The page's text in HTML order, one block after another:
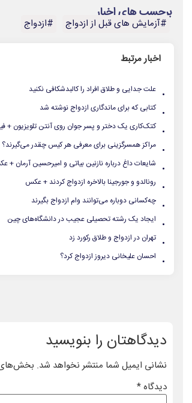
برچسب های اخبار
#آزمایش های قبل از ازدواج #ازدواج
اخبار مرتبط
. علت جدایی و طلاق افراد را کالبدشکافی نکنید
. کتابی که برای ماندگاری ازدواج نوشته شد
. کتک‌کاری یک دختر و پسر جوان روی آنتن تلویزیون +
. مراکز همسرگزینی برای معرفی هر کیس چقدر می‌گیرند؟
. شایعات داغ درباره نازنین بیاتی و امیرحسین آرمان +
. رونالدو و جورجینا بالاخره ازدواج کردند + عکس
. چه‌کسانی دوباره می‌توانند وام ازدواج بگیرند
. ایجاد یک رشته تحصیلی عجیب در دانشگاه‌های چین
. تهران در ازدواج و طلاق رکورد زد
. احسان علیخانی دیروز ازدواج کرد؟
دیدگاهتان را بنویسید
نشانی ایمیل شما منتشر نخواهد شد. بخش‌های
دیدگاه*